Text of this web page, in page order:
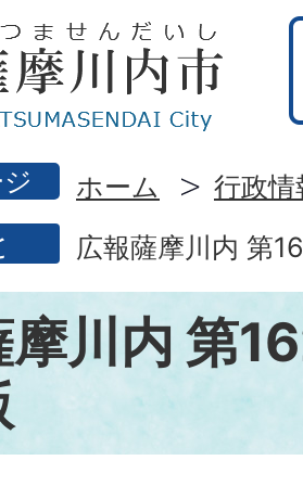
ホーム 行政情
広報薩摩川内 第
摩川内 第